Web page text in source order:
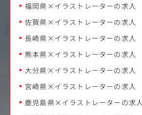
福岡県×イラストレーターの求人
佐賀県×イラストレーターの求人
長崎県×イラストレーターの求人
熊本県×イラストレーターの求人
大分県×イラストレーターの求人
宮崎県×イラストレーターの求人
鹿児島県×イラストレーターの求人